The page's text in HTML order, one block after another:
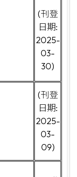
(刊登
日期:
2025-
03-
30)
(刊登
日期:
2025-
03-
09)